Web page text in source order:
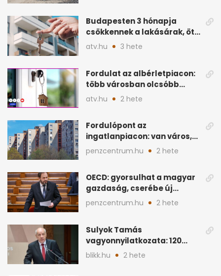
Budapesten 3 hónapja
csökkennek a lakásárak, öt
éve nem volt ilyen
atv.hu 3 hete
Fordulat az albérletpiacon:
több városban olcsóbb
lehet a hiteltörlesztő
atv.hu 2 hete
Fordulópont az
ingatlanpiacon: van város,
ahol a vétel már olcsóbb
penzcentrum.hu 2 hete
OECD: gyorsulhat a magyar
gazdaság, cserébe új
ingatlanadó is felmerül
penzcentrum.hu 2 hete
Sulyok Tamás
vagyonnyilatkozata: 120
milliós megtakarítás, 5
blikk.hu 2 hete